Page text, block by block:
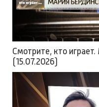
Смотрите, кто
(15.07.2026)